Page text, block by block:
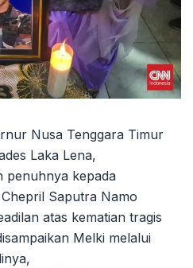
Nusa Tenggara Timur
Laka Lena,
penuhnya kepada
Saputra Namo
atas kematian tragis
Melki melalui